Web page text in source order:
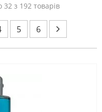
32 з 192 товарів
5 6